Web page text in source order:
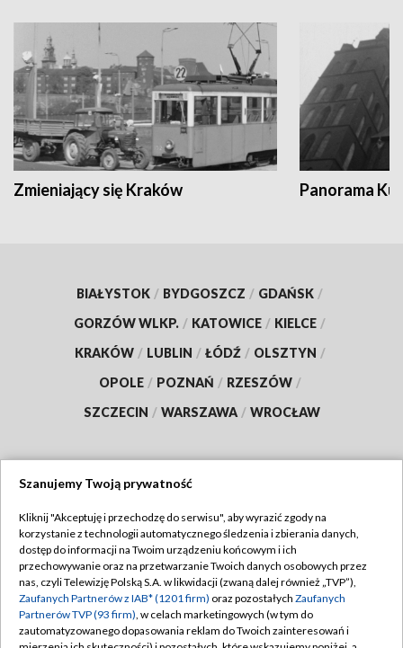
Zmieniający się Kraków Panorama
BIAŁYSTOK / BYDGOSZCZ / GDAŃSK /
GORZÓW WLKP. / KATOWICE / KIELCE /
KRAKÓW / LUBLIN / ŁÓDŹ / OLSZTYN /
OPOLE / POZNAŃ / RZESZÓW /
SZCZECIN / WARSZAWA / WROCŁAW
TVP
Abonament TVP
Emisja w TVP
Centrum informacji TVP
Regulamin TVP
Polityka prywatności
Moje zgody
Szanujemy Twoją prywatność
Kliknij "Akceptuję i przechodzę do serwisu", aby wyrazić zgody na
korzystanie z technologii automatycznego śledzenia i zbierania danych,
dostęp do informacji na Twoim urządzeniu końcowym i ich
przechowywanie oraz na przetwarzanie Twoich danych osobowych przez
nas, czyli Telewizję Polską S.A. w likwidacji (zwaną dalej również „TVP”),
Zaufanych Partnerów z IAB* (1201 firm) oraz pozostałych Zaufanych
Partnerów TVP (93 firm), w celach marketingowych (w tym do
zautomatyzowanego dopasowania reklam do Twoich zainteresowań i